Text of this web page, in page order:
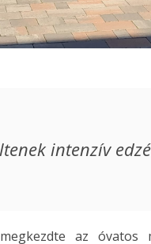
intenzív
az óvatos